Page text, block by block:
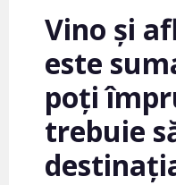
Vino și
este
poți
trebuie